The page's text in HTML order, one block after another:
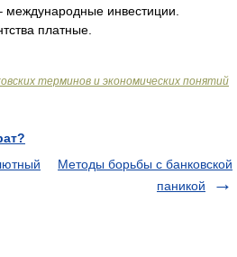
инвестиции.
платные.
терминов и экономических понятий
Методы борьбы с банковской
паникой